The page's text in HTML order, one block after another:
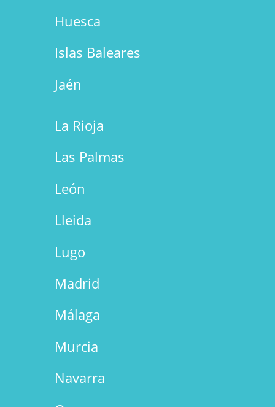
Huesca
Islas Baleares
Jaén
La Rioja
Las Palmas
León
Lleida
Lugo
Madrid
Málaga
Murcia
Navarra